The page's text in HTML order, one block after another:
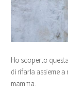
Ho scoperto
di rifarla assieme
mamma.